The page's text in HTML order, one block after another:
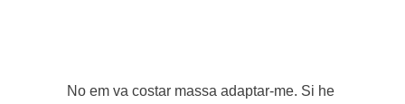
No em va costar massa adaptar-me. Si he